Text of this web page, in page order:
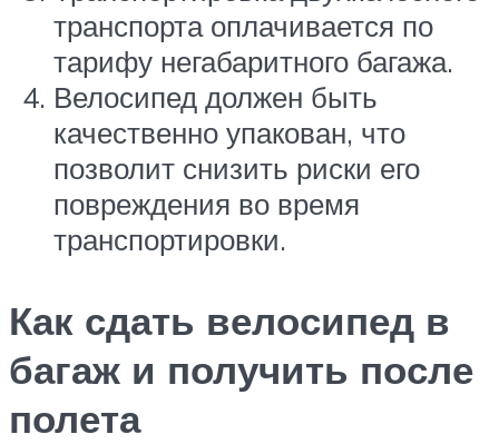
транспорта оплачивается по
тарифу негабаритного багажа.
Велосипед должен быть
качественно упакован, что
позволит снизить риски его
повреждения во время
транспортировки.
Как сдать велосипед в
багаж и получить после
полета